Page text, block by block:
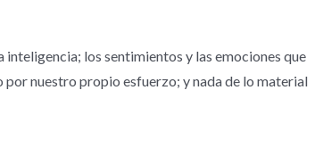
los sentimientos y las emociones que
nuestro propio esfuerzo; y nada de lo material